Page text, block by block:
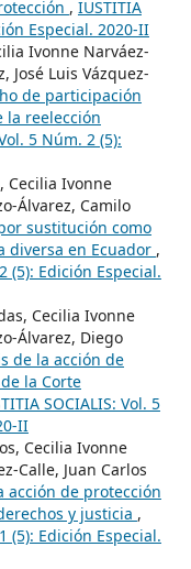
, IUSTITIA
Especial. 2020-II
Ivonne Narváez-
José Luis Vázquez-
de participación
la reelección
5 Núm. 2 (5):
Cecilia Ivonne
Álvarez, Camilo
sustitución como
diversa en Ecuador ,
(5): Edición Especial.
Cecilia Ivonne
Álvarez, Diego
de la acción de
la Corte
SOCIALIS: Vol. 5
II
Cecilia Ivonne
Calle, Juan Carlos
acción de protección
y justicia ,
(5): Edición Especial.